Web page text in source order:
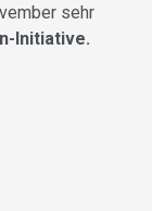
sehr
Initiative.